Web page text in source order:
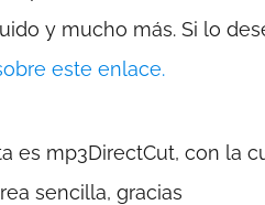
y mucho más. Si lo
este enlace.
es mp3DirectCut, con la
sencilla, gracias